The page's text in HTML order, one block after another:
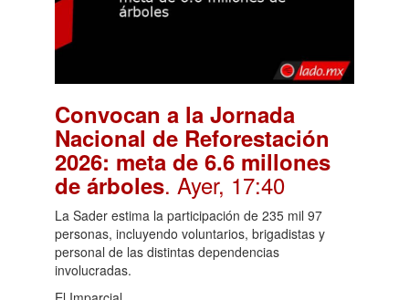
Convocan a la Jornada
Nacional de Reforestación
2026: meta de 6.6 millones
de árboles. Ayer, 17:40
La Sader estima la participación de 235 mil 97
personas, incluyendo voluntarios, brigadistas y
personal de las distintas dependencias
involucradas.